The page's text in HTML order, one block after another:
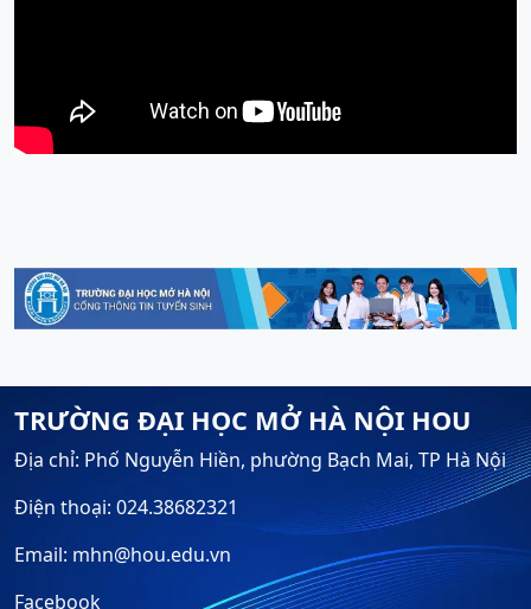
TRƯỜNG ĐẠI HỌC MỞ HÀ NỘI HOU
Địa chỉ: Phố Nguyễn Hiền, phường Bạch Mai, TP Hà Nội
Điện thoại: 024.38682321
Email: mhn@hou.edu.vn
Facebook